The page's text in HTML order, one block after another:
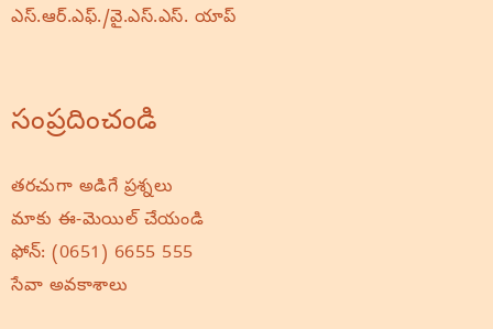
ఎస్.ఆర్.ఎఫ్./వై.ఎస్.ఎస్. యాప్
సంప్రదించండి
తరచుగా అడిగే ప్రశ్నలు
మాకు ఈ-మెయిల్ చేయండి
ఫోన్: (0651) 6655 555
సేవా అవకాశాలు